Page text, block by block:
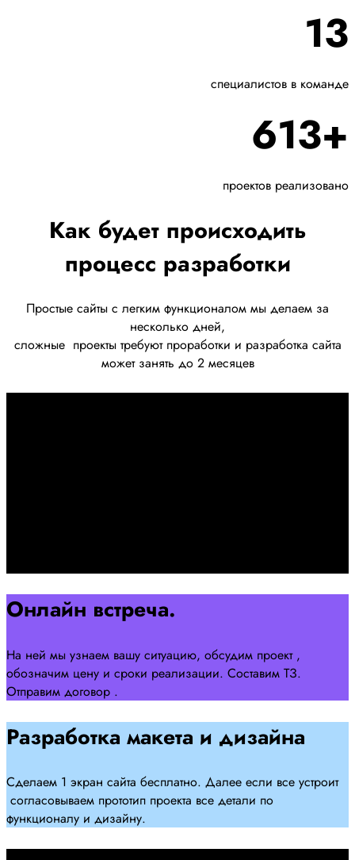
13
специалистов в команде
613+
проектов реализовано
Как будет происходить
процесс разработки
Простые сайты с легким функционалом мы делаем за
несколько дней,
сложные проекты требуют проработки и разработка сайта
может занять до 2 месяцев
Онлайн встреча.
На ней мы узнаем вашу ситуацию, обсудим проект ,
обозначим цену и сроки реализации. Составим ТЗ.
Отправим договор .
Разработка макета и дизайна
Сделаем 1 экран сайта бесплатно. Далее если все устроит
согласовываем прототип проекта все детали по
функционалу и дизайну.